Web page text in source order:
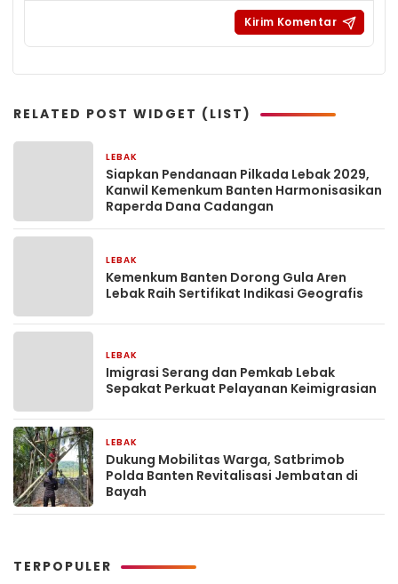
RELATED POST WIDGET (LIST)
LEBAK
Siapkan Pendanaan Pilkada Lebak 2029,
Kanwil Kemenkum Banten Harmonisasikan
Raperda Dana Cadangan
LEBAK
Kemenkum Banten Dorong Gula Aren
Lebak Raih Sertifikat Indikasi Geografis
LEBAK
Imigrasi Serang dan Pemkab Lebak
Sepakat Perkuat Pelayanan Keimigrasian
LEBAK
Dukung Mobilitas Warga, Satbrimob
Polda Banten Revitalisasi Jembatan di
Bayah
TERPOPULER